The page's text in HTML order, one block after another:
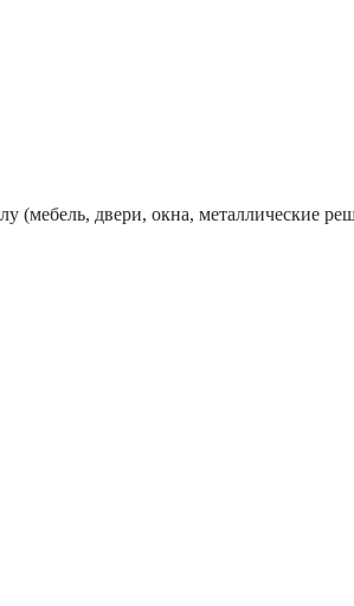
(мебель, двери, окна, металлические